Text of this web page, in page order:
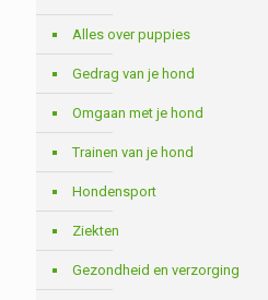
Alles over puppies
Gedrag van je hond
Omgaan met je hond
Trainen van je hond
Hondensport
Ziekten
Gezondheid en verzorging